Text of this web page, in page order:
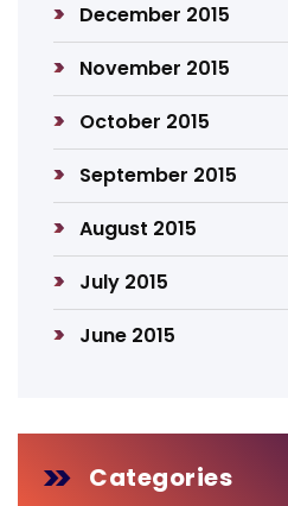
December 2015
November 2015
October 2015
September 2015
August 2015
July 2015
June 2015
Categories